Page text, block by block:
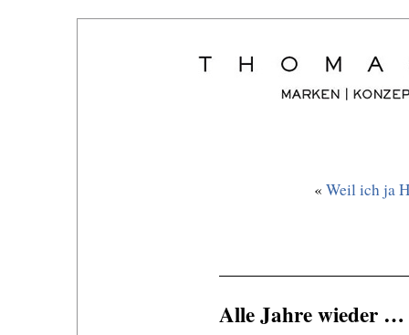
« Weil ich ja
Alle Jahre wieder …